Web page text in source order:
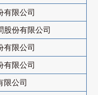
有限公司
股份有限公司
有限公司
有限公司
限公司